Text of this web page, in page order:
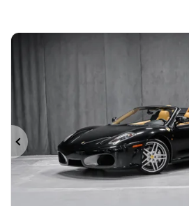
Précédent